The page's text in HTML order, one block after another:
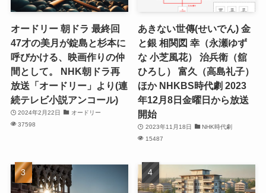
オードリー 朝ドラ 最終回
47才の美月が錠島と杉本に
呼びかける、映画作りの仲
間として。 NHK朝ドラ再
放送「オードリー」より(連
続テレビ小説アンコール)
2024年2月22日
オードリー
37598
あきない世傳(せいでん) 金
と銀 相関図 幸（永瀬ゆず
な 小芝風花） 治兵衛（舘
ひろし） 富久（高島礼子）
ほか NHKBS時代劇 2023
年12月8日金曜日から放送
開始
2023年11月18日
NHK時代劇
15487